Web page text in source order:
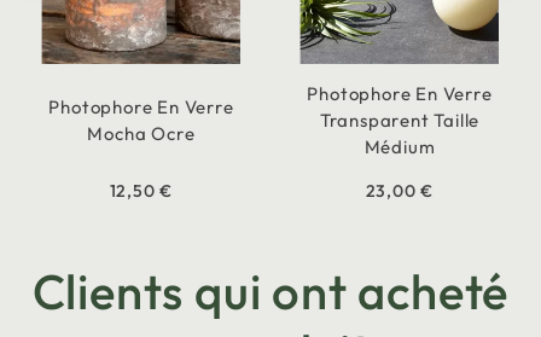
Photophore En Verre
Mocha Ocre
12,50 €
Photophore En Verre
Transparent Taille
Médium
23,00 €
Clients qui ont acheté